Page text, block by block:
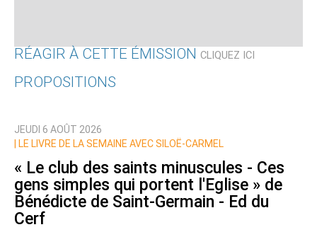
RÉAGIR À CETTE ÉMISSION CLIQUEZ ICI
Nom
Courriel (non publié)
PROPOSITIONS
JEUDI 6 AOÛT 2026
LE LIVRE DE LA SEMAINE AVEC SILOË-CARMEL
« Le club des saints minuscules - Ces
gens simples qui portent l'Eglise » de
Bénédicte de Saint-Germain - Ed du
Cerf